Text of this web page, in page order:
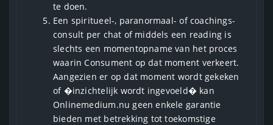
te doen.
Een spiritueel-, paranormaal- of coachings-
consult per chat of middels een reading is
slechts een momentopname van het proces
waarin Consument op dat moment verkeert.
Aangezien er op dat moment wordt gekeken
of �inzichtelijk wordt ingevoeld� kan
Onlinemedium.nu geen enkele garantie
bieden met betrekking tot toekomstige